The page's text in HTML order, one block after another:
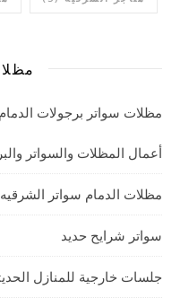
مظلات سواتر برجولات
أعمال المظلات والسواتر
مظلات الدمام سواتر الشرقيه
سواتر شرايح حديد
جلسات خارجية للمنازل